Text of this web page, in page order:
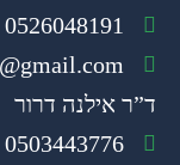
0526048191
ד”ר אילנה דרור
0503443776